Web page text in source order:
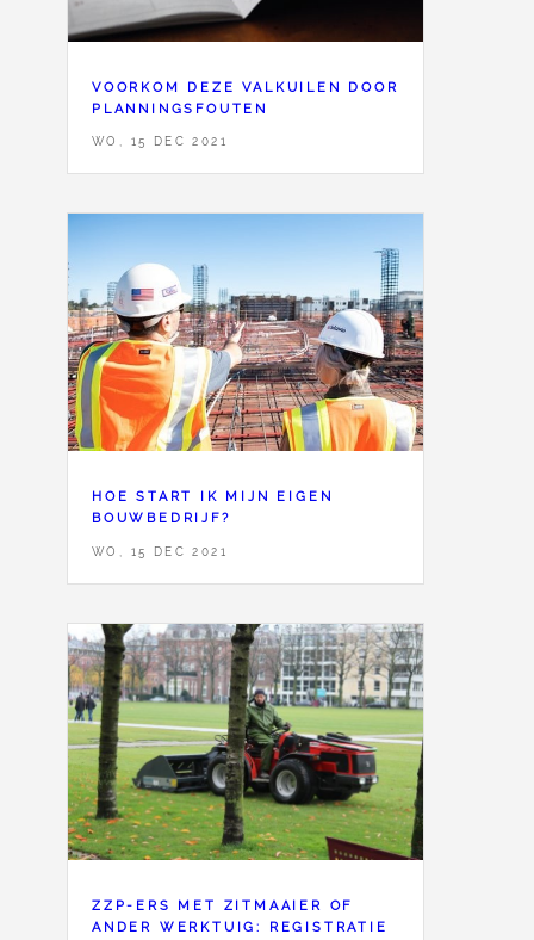
VOORKOM DEZE VALKUILEN DOOR
PLANNINGSFOUTEN
WO, 15 DEC 2021
HOE START IK MIJN EIGEN
BOUWBEDRIJF?
WO, 15 DEC 2021
ZZP-ERS MET ZITMAAIER OF
ANDER WERKTUIG: REGISTRATIE